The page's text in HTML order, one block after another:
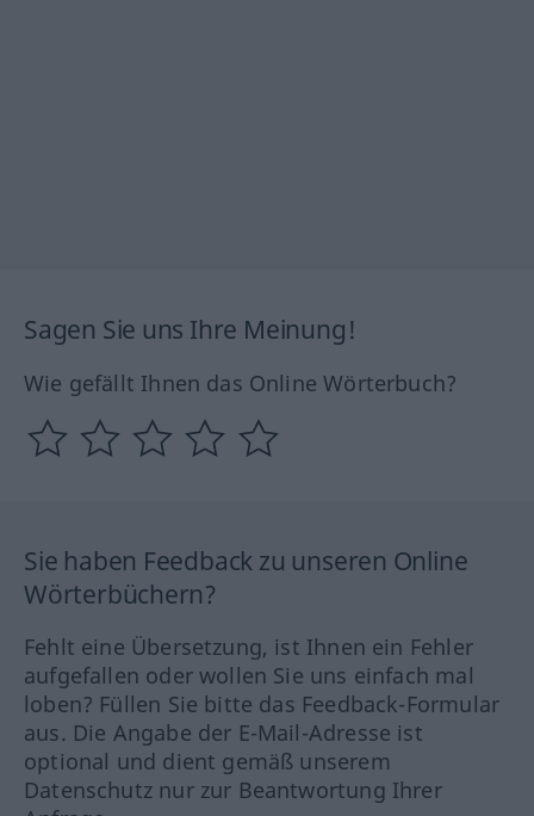
Sagen Sie uns Ihre Meinung!
Wie gefällt Ihnen das Online Wörterbuch?
Sie haben Feedback zu unseren Online
Wörterbüchern?
Fehlt eine Übersetzung, ist Ihnen ein Fehler
aufgefallen oder wollen Sie uns einfach mal
loben? Füllen Sie bitte das Feedback-Formular
aus. Die Angabe der E-Mail-Adresse ist
optional und dient gemäß unserem
Datenschutz nur zur Beantwortung Ihrer